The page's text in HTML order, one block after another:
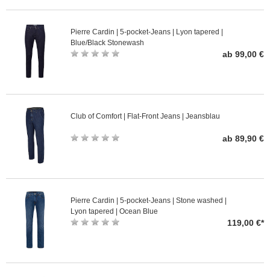
Pierre Cardin | 5-pocket-Jeans | Lyon tapered |
Blue/Black Stonewash
ab 99,00 €
Club of Comfort | Flat-Front Jeans | Jeansblau
ab 89,90 €
Pierre Cardin | 5-pocket-Jeans | Stone washed |
Lyon tapered | Ocean Blue
119,00 €*